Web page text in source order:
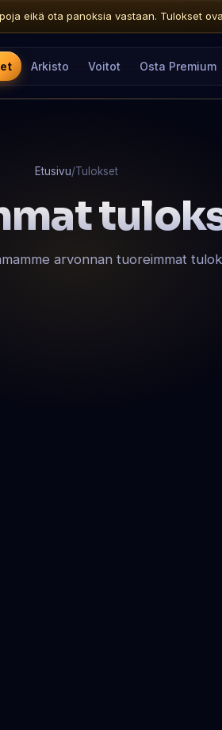
eikä ota panoksia vastaan. Tulokset
Arkisto Voitot Osta Premium
Etusivu/Tulokset
arvonnan tuoreimmat